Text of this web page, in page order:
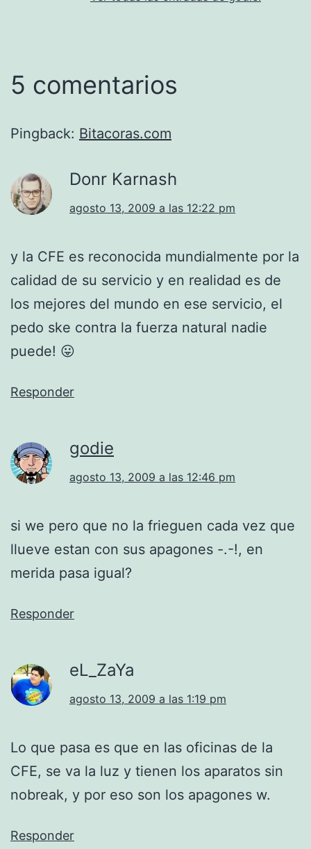
5 comentarios
Pingback: Bitacoras.com
Donr Karnash
agosto 13, 2009 a las 12:22 pm
y la CFE es reconocida mundialmente por la
calidad de su servicio y en realidad es de
los mejores del mundo en ese servicio, el
pedo ske contra la fuerza natural nadie
puede! 😛
Responder
godie
agosto 13, 2009 a las 12:46 pm
si we pero que no la frieguen cada vez que
llueve estan con sus apagones -.-!, en
merida pasa igual?
Responder
eL_ZaYa
agosto 13, 2009 a las 1:19 pm
Lo que pasa es que en las oficinas de la
CFE, se va la luz y tienen los aparatos sin
nobreak, y por eso son los apagones w.
Responder